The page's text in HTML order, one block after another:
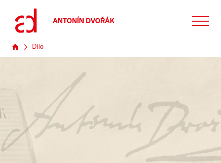
Dílo